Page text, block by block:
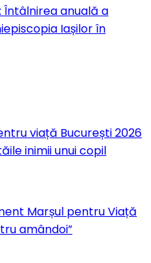
Întâlnirea anuală a
Iașilor în
viață București 2026
inimii unui copil
Marșul pentru Viață
amândoi”